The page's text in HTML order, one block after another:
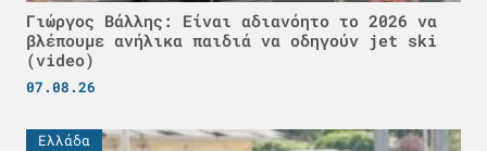
Γιώργος Βάλλης: Είναι αδιανόητο το 2026 να
βλέπουμε ανήλικα παιδιά να οδηγούν jet ski
(video)
07.08.26
Ελλάδα